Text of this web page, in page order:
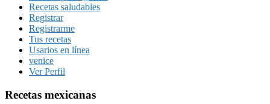
Recetas saludables
Registrar
Registrarme
Tus recetas
Usarios en línea
venice
Ver Perfil
Recetas mexicanas